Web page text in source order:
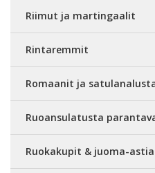
Riimut ja martingaalit
Rintaremmit
Romaanit ja
Ruoansulatusta
Ruokakupit & juoma-